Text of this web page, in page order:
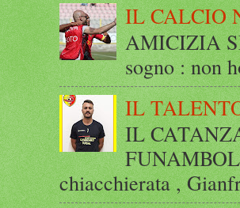
IL CALCIO
AMICIZIA
sogno : non
IL
IL
chiacchierata ,